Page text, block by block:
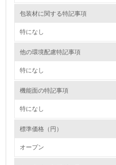
→ 導入している規格名
第三者認証を取得している
2.環境への取り組み
包装材に関する特記事項
特になし
他の環境配慮特記事項
特になし
機能面の特記事項
特になし
標準価格（円）
オープン